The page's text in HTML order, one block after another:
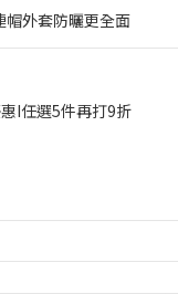
外套防曬更全面
I任選5件再打9折